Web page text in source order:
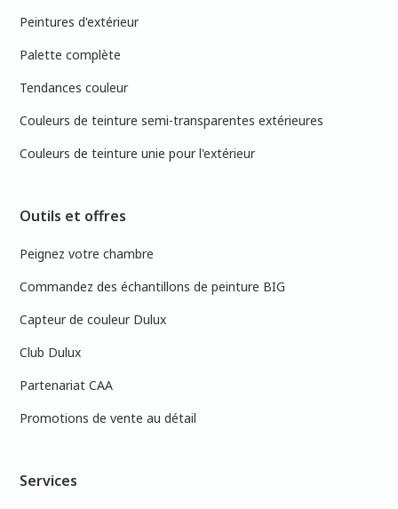
Peintures d'extérieur
Palette complète
Tendances couleur
Couleurs de teinture semi-transparentes extérieures
Couleurs de teinture unie pour l'extérieur
Outils et offres
Peignez votre chambre
Commandez des échantillons de peinture BIG
Capteur de couleur Dulux
Club Dulux
Partenariat CAA
Promotions de vente au détail
Services